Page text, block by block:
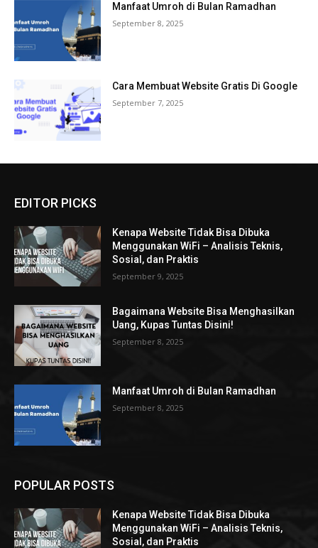
Manfaat Umroh di Bulan Ramadhan
September 8, 2025
Cara Membuat Website Gratis Di Google
September 7, 2025
EDITOR PICKS
Kenapa Website Tidak Bisa Dibuka
Menggunakan WiFi – Analisis Teknis,
Sosial, dan Praktis
September 9, 2025
Bagaimana Website Bisa Menghasilkan
Uang, Kupas Tuntas Disini!
September 8, 2025
Manfaat Umroh di Bulan Ramadhan
September 8, 2025
POPULAR POSTS
Kenapa Website Tidak Bisa Dibuka
Menggunakan WiFi – Analisis Teknis,
Sosial, dan Praktis